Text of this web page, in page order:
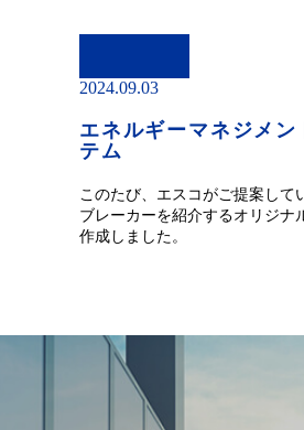
2024.09.03
エネルギーマネジメン
テム
このたび、エスコがご提案して
ブレーカーを紹介するオリジナ
作成しました。